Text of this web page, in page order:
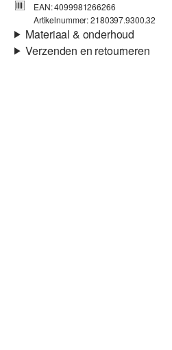
EAN: 4099981266266
Artikelnummer: 2180397.9300.32
Materiaal & onderhoud
Verzenden en retourneren